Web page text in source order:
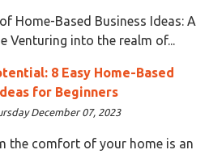
Home-Based Business Ideas: A
Venturing into the realm of...
8 Easy Home-Based
for Beginners
December 07, 2023
the comfort of your home is an